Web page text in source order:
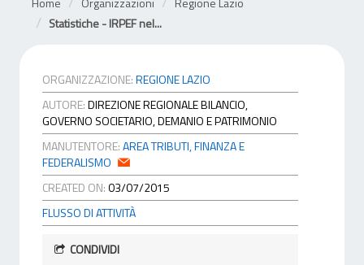
Statistiche - IRPEF nel...
ORGANIZZAZIONE:REGIONE LAZIO
AUTORE:DIREZIONE REGIONALE BILANCIO,
GOVERNO SOCIETARIO, DEMANIO E PATRIMONIO
MANUTENTORE:AREA TRIBUTI, FINANZA E
FEDERALISMO
CREATED ON:03/07/2015
FLUSSO DI ATTIVITÀ
CONDIVIDI